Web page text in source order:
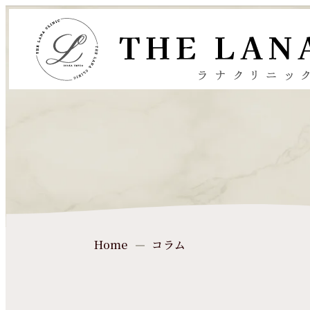
Home コラム